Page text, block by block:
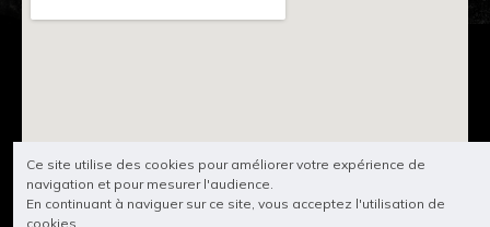
Ce site utilise des cookies pour améliorer votre expérience de
navigation et pour mesurer l'audience.
En continuant à naviguer sur ce site, vous acceptez l'utilisation de
cookies.